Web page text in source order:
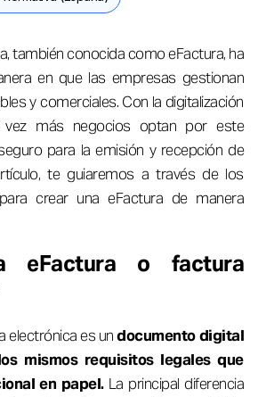
también conocida como eFactura, ha
en que las empresas gestionan
y comerciales. Con la digitalización
vez más negocios optan por este
para la emisión y recepción de
te guiaremos a través de los
crear una eFactura de manera
eFactura o factura
electrónica es undocumento digital
mismos requisitos legales que
en papel.La principal diferencia